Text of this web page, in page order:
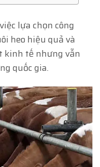
lựa chọn công
heo hiệu quả và
kinh tế nhưng vẫn
quốc gia.